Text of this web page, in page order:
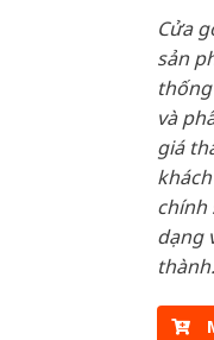
Cửa
sản
thống
và
giá
chính
dạng
thành.